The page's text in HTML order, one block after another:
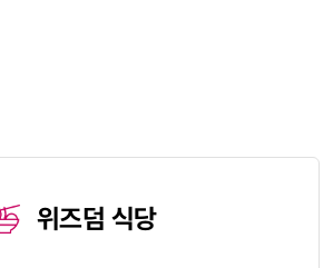
위즈덤 식당